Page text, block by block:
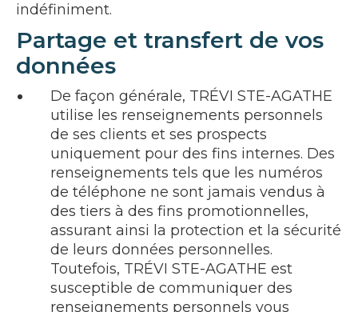
indéfiniment.
Partage et transfert de vos
données
De façon générale, TRÉVI STE-AGATHE
utilise les renseignements personnels
de ses clients et ses prospects
uniquement pour des fins internes. Des
renseignements tels que les numéros
de téléphone ne sont jamais vendus à
des tiers à des fins promotionnelles,
assurant ainsi la protection et la sécurité
de leurs données personnelles.
Toutefois, TRÉVI STE-AGATHE est
susceptible de communiquer des
renseignements personnels vous